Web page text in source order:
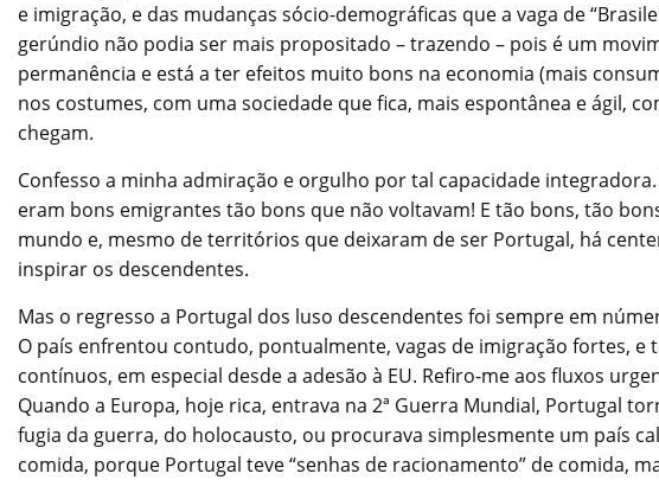
e imigração, e das mudanças sócio-demográficas que a vaga de
gerúndio não podia ser mais propositado – trazendo – pois é um
permanência e está a ter efeitos muito bons na economia (mais
nos costumes, com uma sociedade que fica, mais espontânea e ágil,
chegam.
Confesso a minha admiração e orgulho por tal capacidade
eram bons emigrantes tão bons que não voltavam! E tão bons, tão
mundo e, mesmo de territórios que deixaram de ser Portugal, há
inspirar os descendentes.
Mas o regresso a Portugal dos luso descendentes foi sempre em
O país enfrentou contudo, pontualmente, vagas de imigração fortes, e
contínuos, em especial desde a adesão à EU. Refiro-me aos fluxos
Quando a Europa, hoje rica, entrava na 2ª Guerra Mundial, Portugal
fugia da guerra, do holocausto, ou procurava simplesmente um país
comida, porque Portugal teve “senhas de racionamento” de comida,